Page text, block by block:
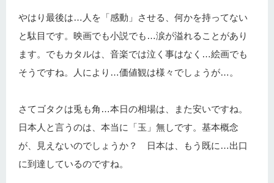
やはり最後は…人を「感動」させる、何かを持ってない
と駄目です。映画でも小説でも…涙が溢れることがあり
ます。でもカタルは、音楽では泣く事はなく…絵画でも
そうですね。人により…価値観は様々でしょうが…。
さてゴタクは兎も角…本日の相場は、また安いですね。
日本人と言うのは、本当に「玉」無しです。基本概念
が、見えないのでしょうか？ 日本は、もう既に…出口
に到達しているのですね。